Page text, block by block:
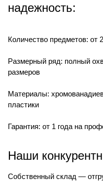
надежность:
Количество предметов: от
Размерный ряд: полный
размеров
Материалы:
пластики
Гарантия: от 1 года на
Наши
Собственный склад —